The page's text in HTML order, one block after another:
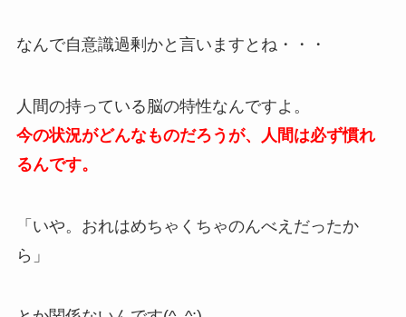
なんで自意識過剰かと言いますとね・・・
人間の持っている脳の特性なんですよ。
今の状況がどんなものだろうが、人間は必ず慣れ
るんです。
「いや。おれはめちゃくちゃのんべえだったか
ら」